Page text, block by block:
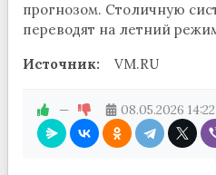
прогнозом. Столичную
переводят на летний
Источник:
VM.RU
— 08.05.2026 14:22